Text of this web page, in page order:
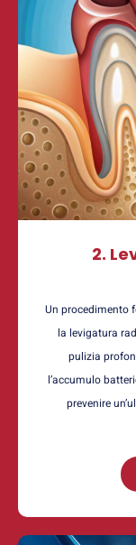
2.
Un procedimento
la levigatura
pulizia
l’accumulo
prevenire